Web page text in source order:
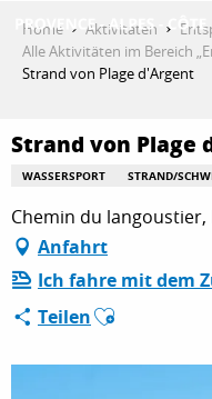
contenu
ESPACE PRO
Home Aktivitäten
Alle Aktivitäten im Bereich
Strand von Plage d'Argent
Strand von Plage
WASSERSPORT STRAND/
Chemin du
Anfahrt
Ich fahre mit dem
TeilenAjouter aux